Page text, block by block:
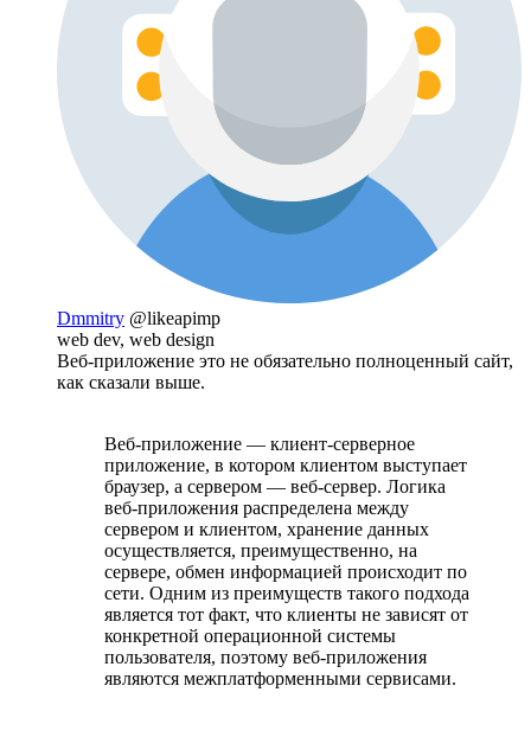
Dmmitry @likeapimp
web dev, web design
Веб-приложение это не обязательно полноценный сайт,
как сказали выше.
Веб-приложение — клиент-серверное
приложение, в котором клиентом выступает
браузер, а сервером — веб-сервер. Логика
веб-приложения распределена между
сервером и клиентом, хранение данных
осуществляется, преимущественно, на
сервере, обмен информацией происходит по
сети. Одним из преимуществ такого подхода
является тот факт, что клиенты не зависят от
конкретной операционной системы
пользователя, поэтому веб-приложения
являются межплатформенными сервисами.